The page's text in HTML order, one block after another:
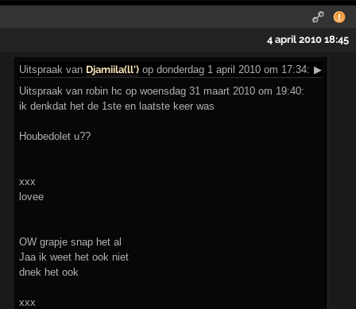
4 april 2010 18:45
Uitspraak van Djamiila(ll') op donderdag 1 april 2010 om 17:34: ▶
Uitspraak van robin hc op woensdag 31 maart 2010 om 19:40:
ik denkdat het de 1ste en laatste keer was
Houbedolet u??
xxx
lovee
OW grapje snap het al
Jaa ik weet het ook niet
dnek het ook
xxx